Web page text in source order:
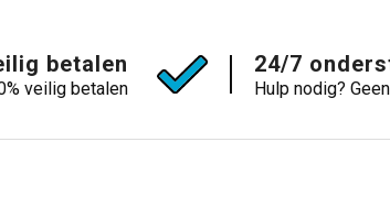
betalen
veilig betalen
24/7
Hulp nodig?